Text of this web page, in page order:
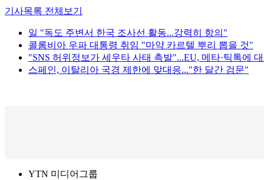
기사목록 전체보기
일 "독도 주변서 한국 조사선 활동...강력히 항의"
콜롬비아 우파 대통령 취임 "마약 카르텔 뿌리 뽑을 것"
"SNS 허위정보가 세우타 사태 촉발"...EU, 메타·틱톡에
스페인, 이탈리아 국경 제한에 맞대응..."한 달간 검문"
YTN 미디어그룹